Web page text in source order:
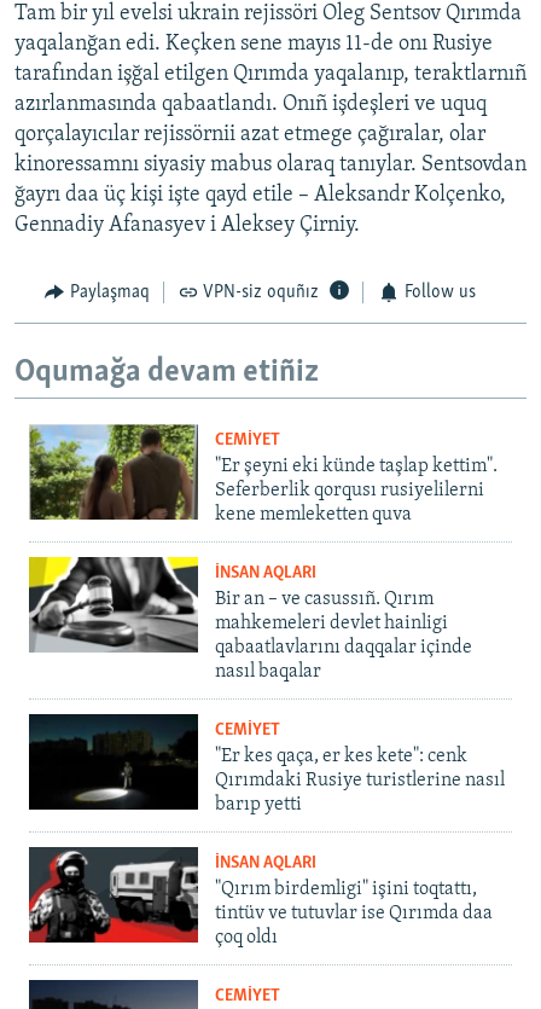
Tam bir yıl evelsi ukrain rejissöri Oleg Sentsov Qırımda
yaqalanğan edi. Keçken sene mayıs 11-de onı Rusiye
tarafından işğal etilgen Qırımda yaqalanıp, teraktlarnıñ
azırlanmasında qabaatlandı. Onıñ işdeşleri ve uquq
qorçalayıcılar rejissörnii azat etmege çağıralar, olar
kinoressamnı siyasiy mabus olaraq tanıylar. Sentsovdan
ğayrı daa üç kişi işte qayd etile – Aleksandr Kolçenko,
Gennadiy Afanasyev i Aleksey Çirniy.
Paylaşmaq VPN-siz oquñız Follow us
Oqumağa devam etiñiz
CEMİYET
"Er şeyni eki künde taşlap kettim".
Seferberlik qorqusı rusiyelilerni
kene memleketten quva
İNSAN AQLARI
Bir an – ve casussıñ. Qırım
mahkemeleri devlet hainligi
qabaatlavlarını daqqalar içinde
nasıl baqalar
CEMİYET
"Er kes qaça, er kes kete": cenk
Qırımdaki Rusiye turistlerine nasıl
barıp yetti
İNSAN AQLARI
"Qırım birdemligi" işini toqtattı,
tintüv ve tutuvlar ise Qırımda daa
çoq oldı
CEMİYET